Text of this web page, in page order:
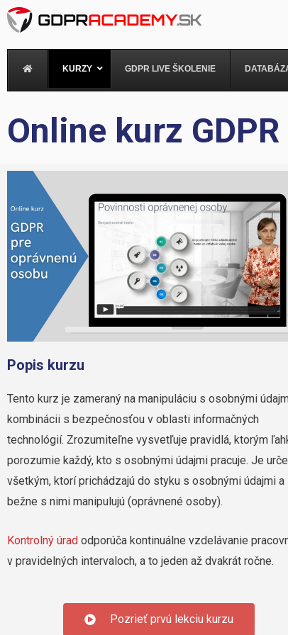
Preskočiť
na
obsah
KURZY GDPR LIVE ŠKOLENIE
Online kurz
Popis kurzu
Tento kurz je zameraný na manipuláciu s osobnými
kombinácii s bezpečnosťou v oblasti informačných
technológií. Zrozumiteľne vysvetľuje pravidlá, ktorým
porozumie každý, kto s osobnými údajmi pracuje. Je
všetkým, ktorí prichádzajú do styku s osobnými údajmi a
bežne s nimi manipulujú (oprávnené osoby).
Kontrolný úrad odporúča kontinuálne vzdelávanie
v pravidelných intervaloch, a to jeden až dvakrát ročne.
Pozrieť prvú lekciu kurzu